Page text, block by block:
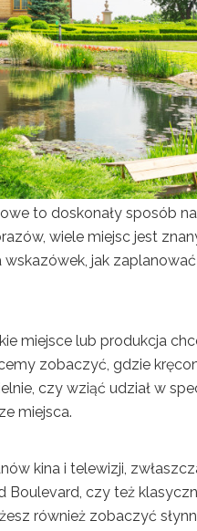
to doskonały sposób
wiele miejsc jest
jak
miejsce lub produkcja
zobaczyć, gdzie
czy wziąć udział w
miejsca.
kina i telewizji,
czy też
również zobaczyć